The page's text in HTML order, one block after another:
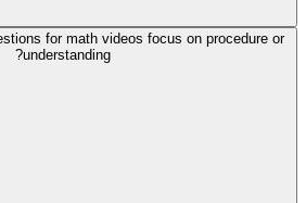
for math videos focus on procedure or
understanding?